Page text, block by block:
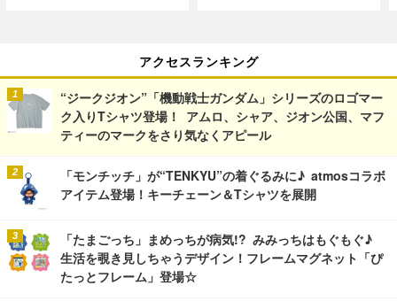
アクセスランキング
“ジークジオン”「機動戦士ガンダム」シリーズのロゴマー
ク入りTシャツ登場！ アムロ、シャア、ジオン公国、マフ
ティーのマークをさり気なくアピール
「モンチッチ」が“TENKYU”の着ぐるみに♪ atmosコラボ
アイテム登場！キーチェーン＆Tシャツを展開
「たまごっち」まめっちが病気!? みみっちはもぐもぐ♪
生活を覗き見しちゃうデザイン！フレームマグネット「ぴ
たっとフレーム」登場☆